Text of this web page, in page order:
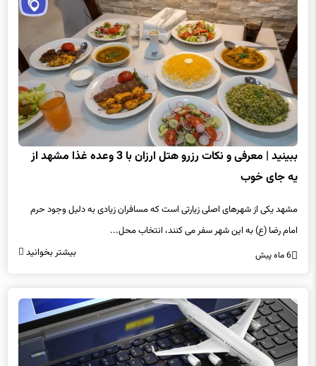
ببینید | معرفی و نکات رزرو هتل ارزان با 3 وعده غذا مشهد از
یه‌ جای‌ خوب
مشهد یکی از شهرهای اصلی زیارتی است که مسافران زیادی به دلیل وجود حرم
امام رضا (ع) به این شهر سفر می کنند، انتخاب محل...
6 ماه پیش بیشتر بخوانید